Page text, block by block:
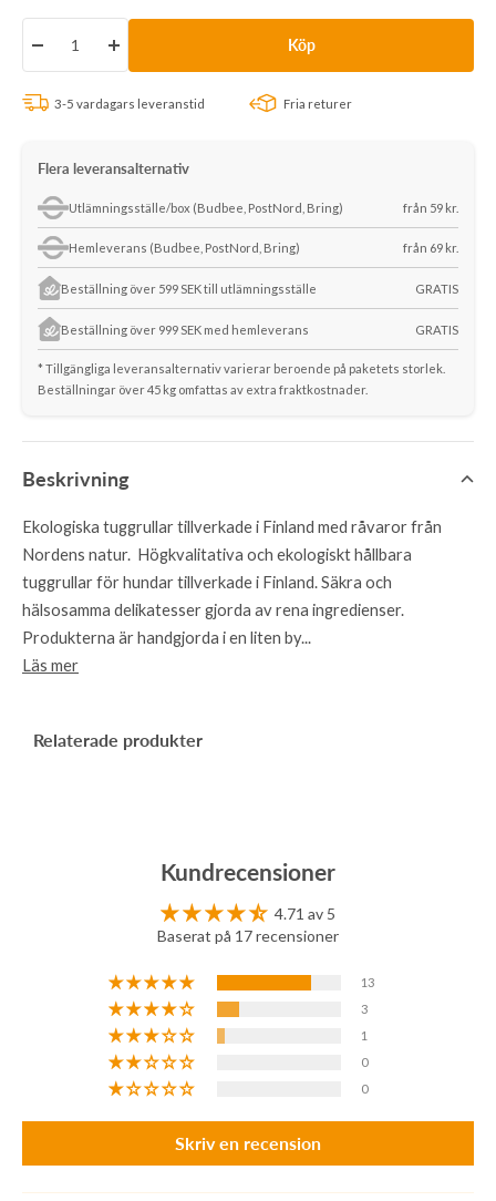
Minska
Öka
Köp
3-5 vardagars leveranstid Fria returer
Flera leveransalternativ
Utlämningsställe/box (Budbee, PostNord, Bring) från 59 kr.
Hemleverans (Budbee, PostNord, Bring) från 69 kr.
Beställning över 599 SEK till utlämningsställe GRATIS
Beställning över 999 SEK med hemleverans GRATIS
* Tillgängliga leveransalternativ varierar beroende på paketets storlek.
Beställningar över 45 kg omfattas av extra fraktkostnader.
Beskrivning
Ekologiska tuggrullar tillverkade i Finland med råvaror från
Nordens natur. Högkvalitativa och ekologiskt hållbara
tuggrullar för hundar tillverkade i Finland. Säkra och
hälsosamma delikatesser gjorda av rena ingredienser.
Produkterna är handgjorda i en liten by...
Läs mer
Relaterade produkter
Kundrecensioner
4.71 av 5
Baserat på 17 recensioner
13
3
1
0
0
Skriv en recension